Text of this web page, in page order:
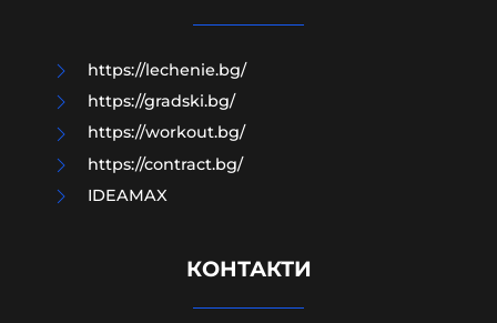
https://lechenie.bg/
https://gradski.bg/
https://workout.bg/
https://contract.bg/
IDEAMAX
КОНТАКТИ